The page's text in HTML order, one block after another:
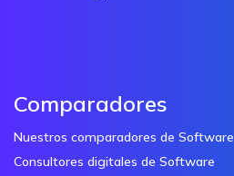
Comparadores
Nuestros comparadores de Software
Consultores digitales de Software